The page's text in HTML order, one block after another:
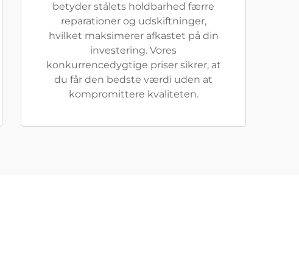
betyder stålets holdbarhed færre
reparationer og udskiftninger,
hvilket maksimerer afkastet på din
investering. Vores
konkurrencedygtige priser sikrer, at
du får den bedste værdi uden at
kompromittere kvaliteten.